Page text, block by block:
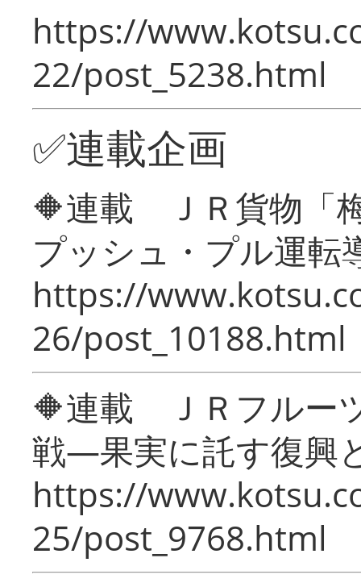
https://
22/post_5238.html
✅連載企画
🔶連載 ＪＲ貨物「
プッシュ・プル運転
https://
26/post_10188.html
🔶連載 ＪＲフルー
戦―果実に託す復興
https://
25/post_9768.html